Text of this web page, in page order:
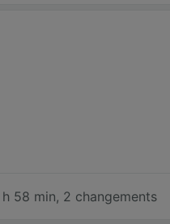
h 58 min, 2 changements